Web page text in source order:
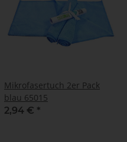
Mikrofasertuch 2er Pack
blau 65015
2,94 € *